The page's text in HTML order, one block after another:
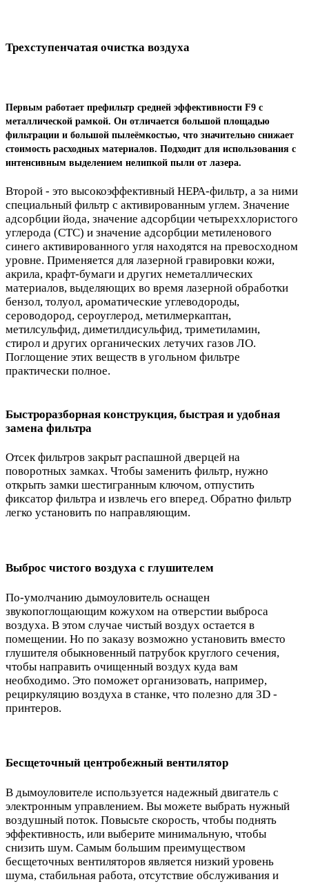
Трехступенчатая очистка воздуха
Первым работает префильтр средней эффективности F9 с
металлической рамкой. Он отличается большой площадью
фильтрации и большой пылеёмкостью, что значительно снижает
стоимость расходных материалов. Подходит для использования с
интенсивным выделением нелипкой пыли от лазера.
Второй - это высокоэффективный HEPA-фильтр, а за ними
специальный фильтр с активированным углем. Значение
адсорбции йода, значение адсорбции четыреххлористого
углерода (CTC) и значение адсорбции метиленового
синего активированного угля находятся на превосходном
уровне. Применяется для лазерной гравировки кожи,
акрила, крафт-бумаги и других неметаллических
материалов, выделяющих во время лазерной обработки
бензол, толуол, ароматические углеводороды,
сероводород, сероуглерод, метилмеркаптан,
метилсульфид, диметилдисульфид, триметиламин,
стирол и других органических летучих газов ЛО.
Поглощение этих веществ в угольном фильтре
практически полное.
Быстроразборная конструкция, быстрая и удобная
замена фильтра
Отсек фильтров закрыт распашной дверцей на
поворотных замках. Чтобы заменить фильтр, нужно
открыть замки шестигранным ключом, отпустить
фиксатор фильтра и извлечь его вперед. Обратно фильтр
легко установить по направляющим.
Выброс чистого воздуха с глушителем
По-умолчанию дымоуловитель оснащен
звукопоглощающим кожухом на отверстии выброса
воздуха. В этом случае чистый воздух остается в
помещении. Но по заказу возможно установить вместо
глушителя обыкновенный патрубок круглого сечения,
чтобы направить очищенный воздух куда вам
необходимо. Это поможет организовать, например,
рециркуляцию воздуха в станке, что полезно для 3D -
принтеров.
Бесщеточный центробежный вентилятор
В дымоуловителе используется надежный двигатель с
электронным управлением. Вы можете выбрать нужный
воздушный поток. Повысьте скорость, чтобы поднять
эффективность, или выберите минимальную, чтобы
снизить шум. Самым большим преимуществом
бесщеточных вентиляторов является низкий уровень
шума, стабильная работа, отсутствие обслуживания и